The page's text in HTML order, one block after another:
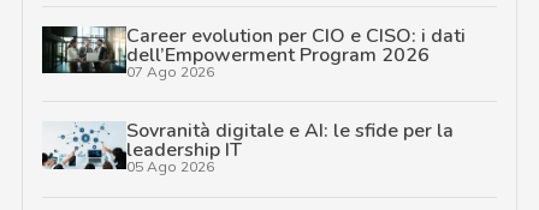
Career evolution per CIO e CISO: i dati
dell’Empowerment Program 2026
07 Ago 2026
Sovranità digitale e AI: le sfide per la
leadership IT
05 Ago 2026